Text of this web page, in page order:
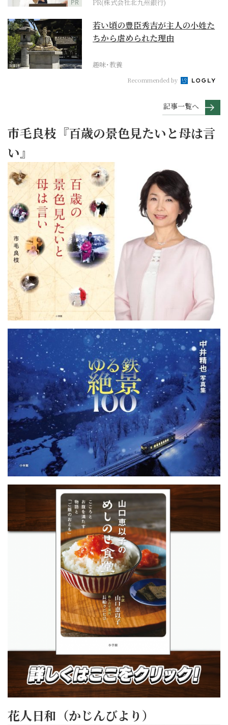
PR(株式会社北九州銀行)
若い頃の豊臣秀吉が主人の小姓た
ちから虐められた理由
趣味･教養
Recommended by
記事一覧へ
市毛良枝『百歳の景色見たいと母は言
い』
花人日和（かじんびより）